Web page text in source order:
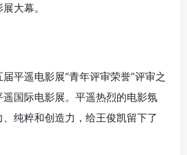
大幕。
平遥电影展“青年评审荣誉”评审之
国际电影展。平遥热烈的电影氛
纯粹和创造力，给王俊凯留下了